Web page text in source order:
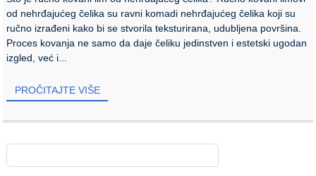
od nehrđajućeg čelika su ravni komadi nehrđajućeg čelika koji su
ručno izrađeni kako bi se stvorila teksturirana, udubljena površina.
Proces kovanja ne samo da daje čeliku jedinstven i estetski ugodan
izgled, već i...
PROČITAJTE VIŠE